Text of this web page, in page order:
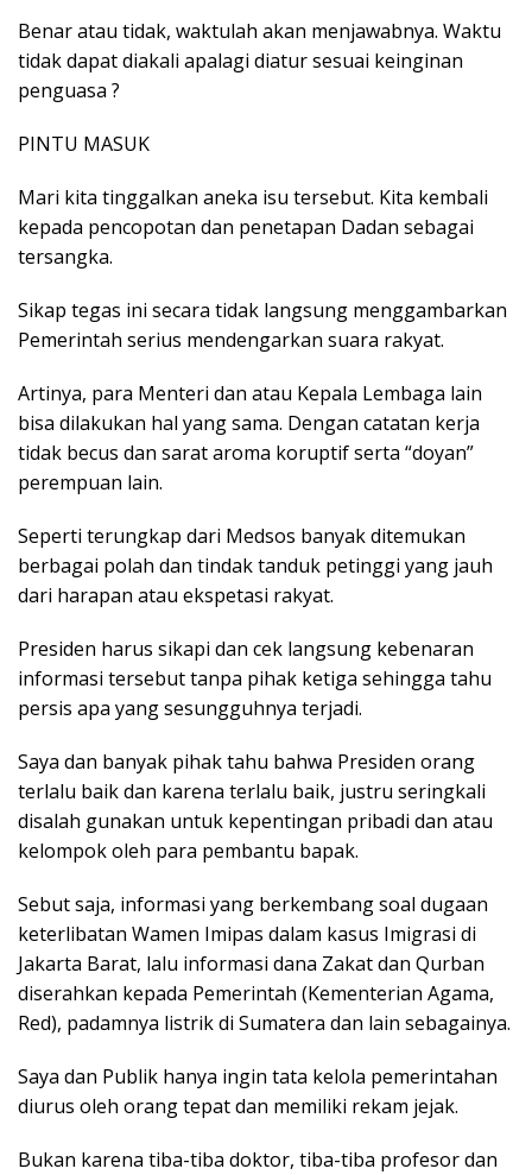
Benar atau tidak, waktulah akan menjawabnya. Waktu
tidak dapat diakali apalagi diatur sesuai keinginan
penguasa ?
PINTU MASUK
Mari kita tinggalkan aneka isu tersebut. Kita kembali
kepada pencopotan dan penetapan Dadan sebagai
tersangka.
Sikap tegas ini secara tidak langsung menggambarkan
Pemerintah serius mendengarkan suara rakyat.
Artinya, para Menteri dan atau Kepala Lembaga lain
bisa dilakukan hal yang sama. Dengan catatan kerja
tidak becus dan sarat aroma koruptif serta “doyan”
perempuan lain.
Seperti terungkap dari Medsos banyak ditemukan
berbagai polah dan tindak tanduk petinggi yang jauh
dari harapan atau ekspetasi rakyat.
Presiden harus sikapi dan cek langsung kebenaran
informasi tersebut tanpa pihak ketiga sehingga tahu
persis apa yang sesungguhnya terjadi.
Saya dan banyak pihak tahu bahwa Presiden orang
terlalu baik dan karena terlalu baik, justru seringkali
disalah gunakan untuk kepentingan pribadi dan atau
kelompok oleh para pembantu bapak.
Sebut saja, informasi yang berkembang soal dugaan
keterlibatan Wamen Imipas dalam kasus Imigrasi di
Jakarta Barat, lalu informasi dana Zakat dan Qurban
diserahkan kepada Pemerintah (Kementerian Agama,
Red), padamnya listrik di Sumatera dan lain sebagainya.
Saya dan Publik hanya ingin tata kelola pemerintahan
diurus oleh orang tepat dan memiliki rekam jejak.
Bukan karena tiba-tiba doktor, tiba-tiba profesor dan